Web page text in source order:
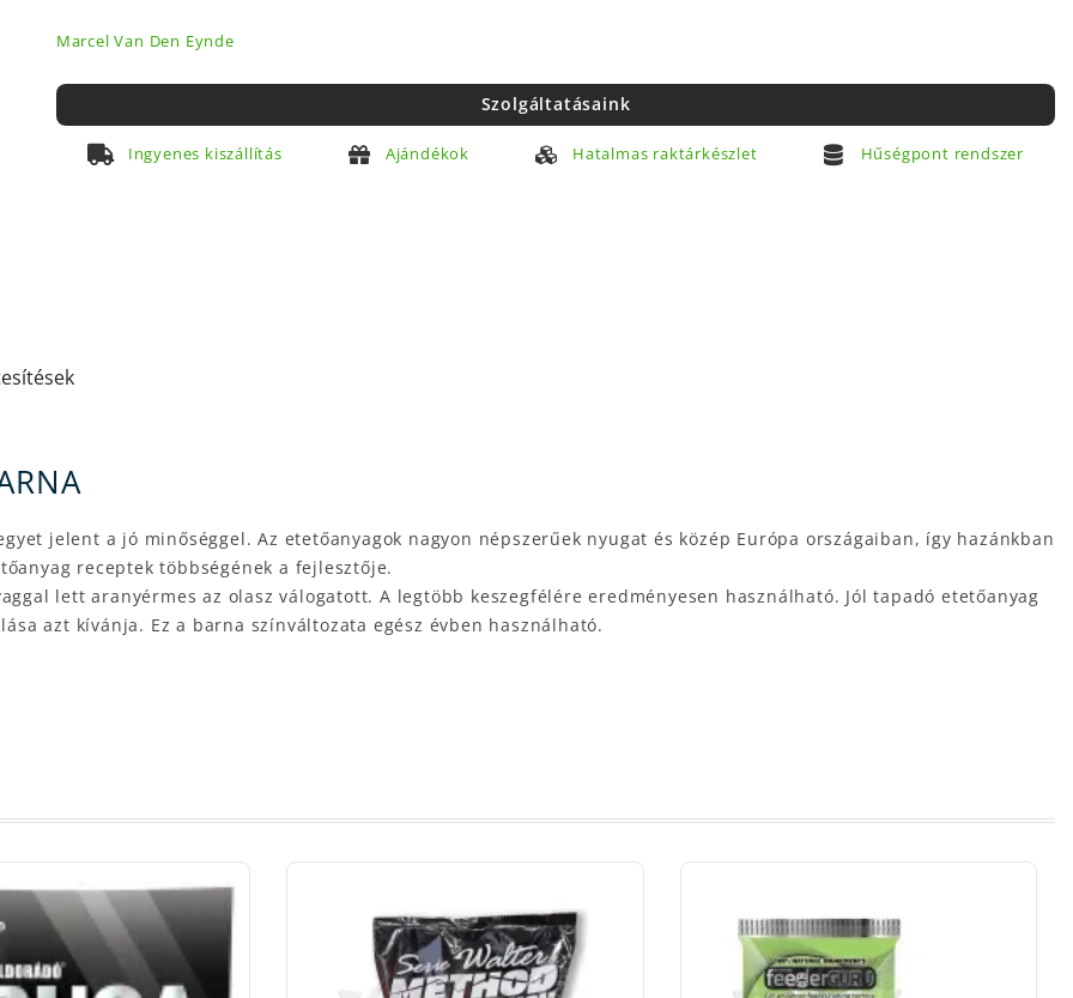
Marcel Van Den Eynde
Szolgáltatásaink
Ingyenes kiszállítás Ajándékok Hatalmas raktárkészlet Hűségpont rendszer
jelent a jó minőséggel. Az etetőanyagok nagyon népszerűek nyugat és közép Európa országaiban, így hazánkban
receptek többségének a fejlesztője.
lett aranyérmes az olasz válogatott. A legtöbb keszegfélére eredményesen használható. Jól tapadó etetőanyag
azt kívánja. Ez a barna színváltozata egész évben használható.